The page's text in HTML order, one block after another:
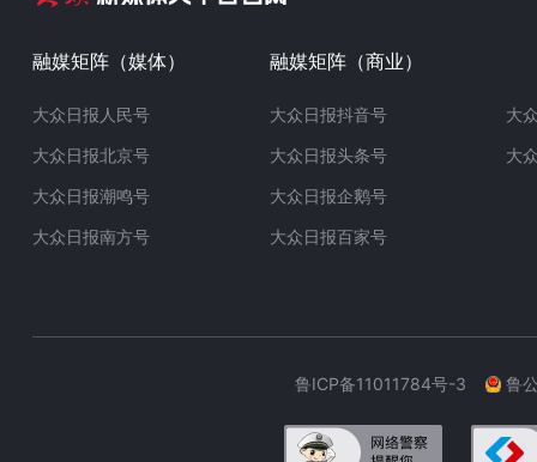
融媒矩阵（媒体）
大众日报人民号
大众日报北京号
大众日报潮鸣号
大众日报南方号
融媒矩阵（商业）
大众日报抖音号
大众日报头条号
大众日报企鹅号
大众日报百家号
大
大
鲁ICP备11011784号-3 鲁